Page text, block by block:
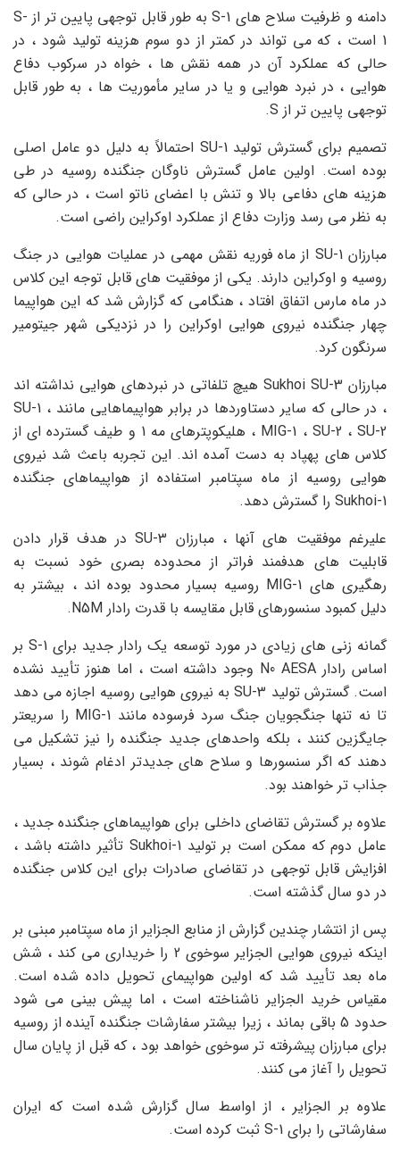
دامنه و ظرفیت سلاح های S-1 به طور قابل توجهی پایین تر از S-
1 است ، که می تواند در کمتر از دو سوم هزینه تولید شود ، در
حالی که عملکرد آن در همه نقش ها ، خواه در سرکوب دفاع
هوایی ، در نبرد هوایی و یا در سایر مأموریت ها ، به طور قابل
توجهی پایین تر از S.
تصمیم برای گسترش تولید SU-1 احتمالاً به دلیل دو عامل اصلی
بوده است. اولین عامل گسترش ناوگان جنگنده روسیه در طی
هزینه های دفاعی بالا و تنش با اعضای ناتو است ، در حالی که
به نظر می رسد وزارت دفاع از عملکرد اوکراین راضی است.
مبارزان SU-1 از ماه فوریه نقش مهمی در عملیات هوایی در جنگ
روسیه و اوکراین دارند. یکی از موفقیت های قابل توجه این کلاس
در ماه مارس اتفاق افتاد ، هنگامی که گزارش شد که این هواپیما
چهار جنگنده نیروی هوایی اوکراین را در نزدیکی شهر جیتومیر
سرنگون کرد.
مبارزان Sukhoi SU-3 هیچ تلفاتی در نبردهای هوایی نداشته اند
، در حالی که سایر دستاوردها در برابر هواپیماهایی مانند SU-1 ،
MIG-1 ، SU-2 ، SU-2 ، هلیکوپترهای مه 1 و طیف گسترده ای از
کلاس های پهپاد به دست آمده اند. این تجربه باعث شد نیروی
هوایی روسیه از ماه سپتامبر استفاده از هواپیماهای جنگنده
Sukhoi-1 را گسترش دهد.
علیرغم موفقیت های آنها ، مبارزان SU-3 در هدف قرار دادن
قابلیت های هدفمند فراتر از محدوده بصری خود نسبت به
رهگیری های MIG-1 روسیه بسیار محدود بوده اند ، بیشتر به
دلیل کمبود سنسورهای قابل مقایسه با قدرت رادار N5M.
گمانه زنی های زیادی در مورد توسعه یک رادار جدید برای S-1 بر
اساس رادار N0 AESA وجود داشته است ، اما هنوز تأیید نشده
است. گسترش تولید SU-3 به نیروی هوایی روسیه اجازه می دهد
تا نه تنها جنگجویان جنگ سرد فرسوده مانند MIG-1 را سریعتر
جایگزین کنند ، بلکه واحدهای جدید جنگنده را نیز تشکیل می
دهند که اگر سنسورها و سلاح های جدیدتر ادغام شوند ، بسیار
جذاب تر خواهند بود.
علاوه بر گسترش تقاضای داخلی برای هواپیماهای جنگنده جدید ،
عامل دوم که ممکن است بر تولید Sukhoi-1 تأثیر داشته باشد ،
افزایش قابل توجهی در تقاضای صادرات برای این کلاس جنگنده
در دو سال گذشته است.
پس از انتشار چندین گزارش از منابع الجزایر از ماه سپتامبر مبنی بر
اینکه نیروی هوایی الجزایر سوخوی 2 را خریداری می کند ، شش
ماه بعد تأیید شد که اولین هواپیمای تحویل داده شده است.
مقیاس خرید الجزایر ناشناخته است ، اما پیش بینی می شود
حدود 5 باقی بماند ، زیرا بیشتر سفارشات جنگنده آینده از روسیه
برای مبارزان پیشرفته تر سوخوی خواهد بود ، که قبل از پایان سال
تحویل را آغاز می کنند.
علاوه بر الجزایر ، از اواسط سال گزارش شده است که ایران
سفارشاتی را برای S-1 ثبت کرده است.